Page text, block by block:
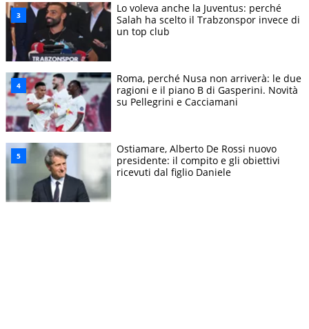
Lo voleva anche la Juventus: perché
Salah ha scelto il Trabzonspor invece di
un top club
Roma, perché Nusa non arriverà: le due
ragioni e il piano B di Gasperini. Novità
su Pellegrini e Cacciamani
Ostiamare, Alberto De Rossi nuovo
presidente: il compito e gli obiettivi
ricevuti dal figlio Daniele